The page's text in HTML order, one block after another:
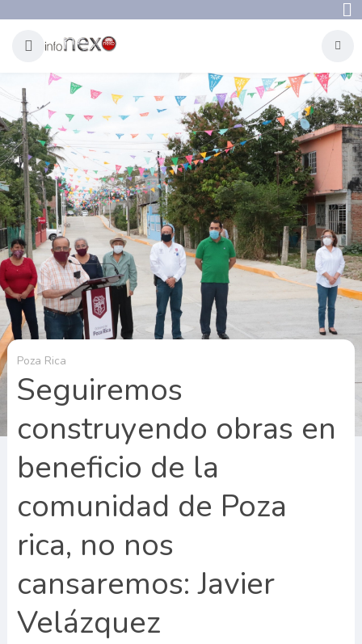
Poza Rica
Seguiremos
construyendo obras en
beneficio de la
comunidad de Poza
rica, no nos
cansaremos: Javier
Velázquez